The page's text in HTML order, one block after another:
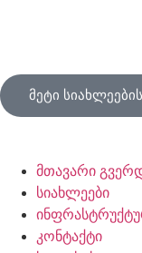
მეტი
მთავარი
სიახლეები
კონტაქტი